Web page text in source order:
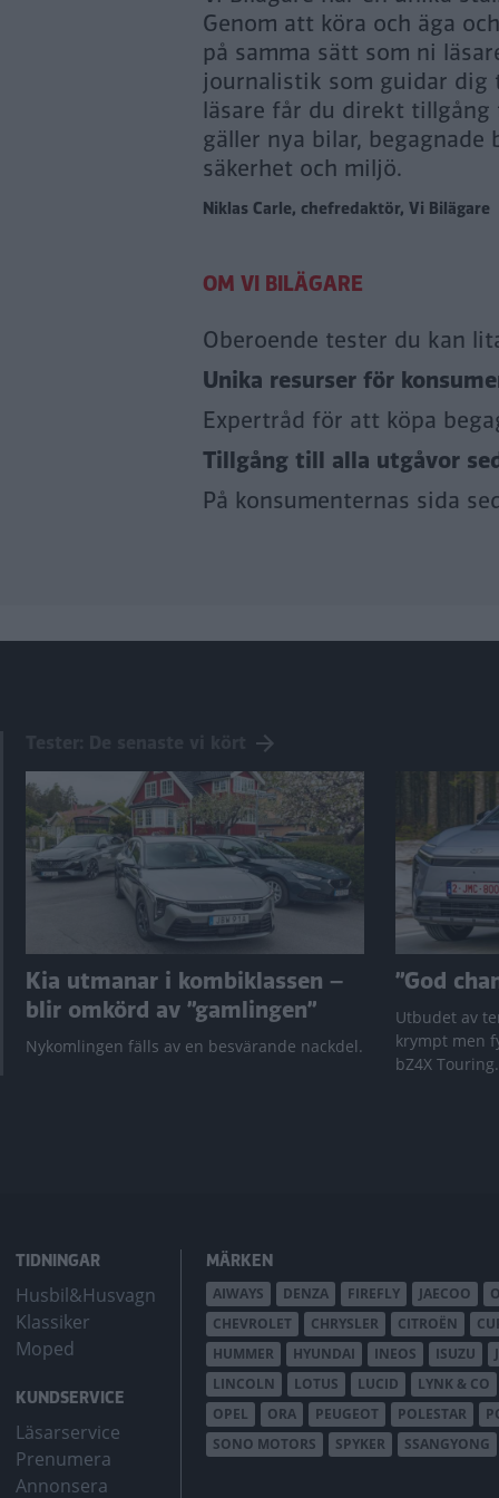
Genom att köra och äga
på samma sätt som ni
journalistik som guidar dig
läsare får du direkt
gäller nya bilar,
säkerhet och miljö.
Niklas Carle, chefredaktör, Vi Bilägare
Oberoende tester du kan
Unika resurser för
Expertråd för att köpa
Tillgång till alla utgåvor
På konsumenternas sida
Kia utmanar i kombiklassen –
blir omkörd av ”gamlingen”
Nykomlingen fälls av en besvärande nackdel.
”God
Utbudet av
krympt men
bZ4X
TIDNINGAR
Husbil&Husvagn
Klassiker
Moped
KUNDSERVICE
Läsarservice
Prenumera
Annonsera
MÄRKEN
AIWAYS DENZA FIREFLY JAECOO
CHEVROLET
CHRYSLER CITROËN
HUMMER
HYUNDAI INEOS ISUZU
LINCOLN
LOTUS LUCID LYNK & CO
OPEL
ORA PEUGEOT POLESTAR
SONO MOTORS
SPYKER SSANGYONG